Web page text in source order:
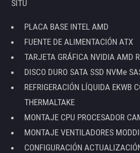
SITU
PLACA BASE INTEL AMD
FUENTE DE ALIMENTACIÓN ATX
TARJETA GRÁFICA NVIDIA AMD
DISCO DURO SATA SSD NVMe
REFRIGERACIÓN LÍQUIDA EKWB
THERMALTAKE
MONTAJE CPU PROCESADOR
MONTAJE VENTILADORES
CONFIGURACIÓN